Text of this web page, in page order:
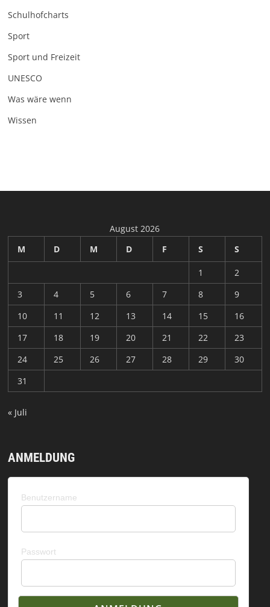
Schulhofcharts
Sport
Sport und Freizeit
UNESCO
Was wäre wenn
Wissen
August 2026
M
D M D F S S
1
2
3
4 5 6 7 8
9
10
11 12 13 14 15
16
17
18 19 20 21 22
23
24
25 26 27 28 29
30
31
« Juli
ANMELDUNG
Benutzername
Passwort